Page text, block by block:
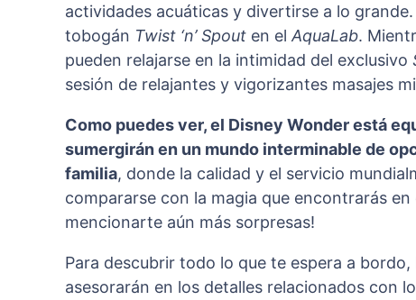
actividades acuáticas y divertirse a lo
tobogán Twist ‘n’ Spout en el AquaLab.
pueden relajarse en la intimidad del exclusivo
sesión de relajantes y vigorizantes masajes
Como puedes ver, el Disney Wonder está
sumergirán en un mundo interminable de
familia, donde la calidad y el servicio
compararse con la magia que encontrarás
mencionarte aún más sorpresas!
Para descubrir todo lo que te espera a
asesorarán en los detalles relacionados con